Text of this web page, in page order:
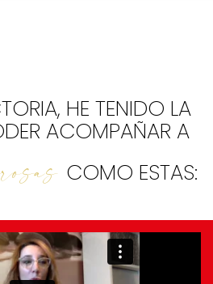
HE TENIDO LA
ACOMPAÑAR A
COMO ESTAS: